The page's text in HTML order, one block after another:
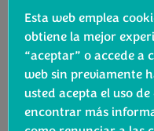
Esta web emplea
obtiene la mejor
“aceptar” o accede a
web sin previamente
usted acepta el uso
encontrar más